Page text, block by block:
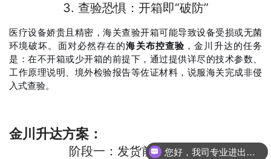
3. 查验恐惧：开箱即“破防”
医疗设备娇贵且精密，海关查验开箱可能导致设备受损或无菌
环境破坏。面对必然存在的海关布控查验 ，金川升达的任务
是：在不开箱或少开箱的前提下，通过提供详尽的技术参数、
工作原理说明、境外检验报告等佐证材料，说服海关完成非侵
入式查验。
金川升达方案：
阶段一：发货前合规武装